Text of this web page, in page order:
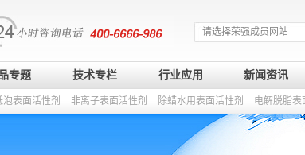
请选择荣强成员网站
专题 技术专栏 行业应用 新闻资讯
泡表面活性剂 非离子表面活性剂 除蜡水用表面活性剂 电解脱脂表